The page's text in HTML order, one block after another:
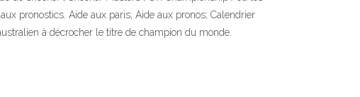
pronostics. Aide aux paris; Aide aux pronos; Calendrier
à décrocher le titre de champion du monde.